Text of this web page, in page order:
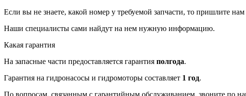
Если вы не знаете, какой номер у требуемой запчасти, то пришлите
Наши специалисты сами найдут на нем нужную информацию.
Какая гарантия
На запасные части предоставляется гарантия полгода.
Гарантия на гидронасосы и гидромоторы составляет 1 год.
По вопросам, связанным с гарантийным обслуживанием, звоните по